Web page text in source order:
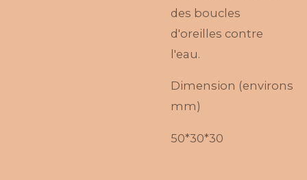
des boucles
d'oreilles contre
l'eau.
Dimension (environs
mm)
50*30*30